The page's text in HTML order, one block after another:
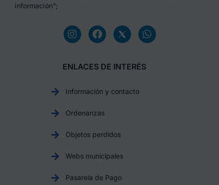
información”;
ENLACES DE INTERÉS
Información y contacto
Ordenanzas
Objetos perdidos
Webs municipales
Pasarela de Pago